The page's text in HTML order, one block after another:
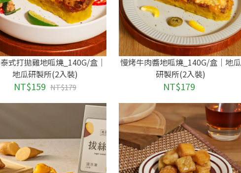
式打拋雞地呱燒_140G/盒｜
地瓜研製所(2入裝)
NT$159 NT$179
慢烤牛肉醬地呱燒_140G/盒｜地瓜
研製所(2入裝)
NT$179